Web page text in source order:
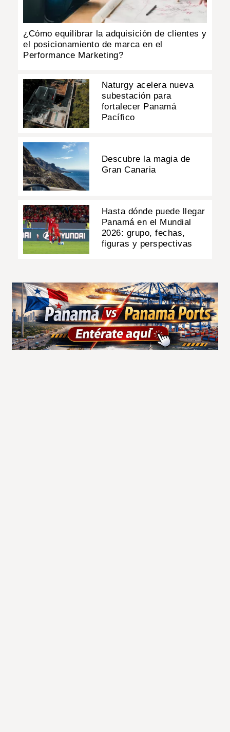
¿Cómo equilibrar la adquisición de clientes y
el posicionamiento de marca en el
Performance Marketing?
Naturgy acelera nueva
subestación para
fortalecer Panamá
Pacífico
Descubre la magia de
Gran Canaria
Hasta dónde puede llegar
Panamá en el Mundial
2026: grupo, fechas,
figuras y perspectivas